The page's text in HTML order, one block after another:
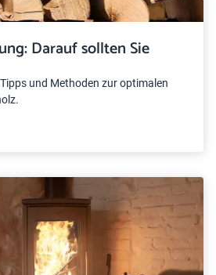
Darauf sollten Sie
und Methoden zur optimalen